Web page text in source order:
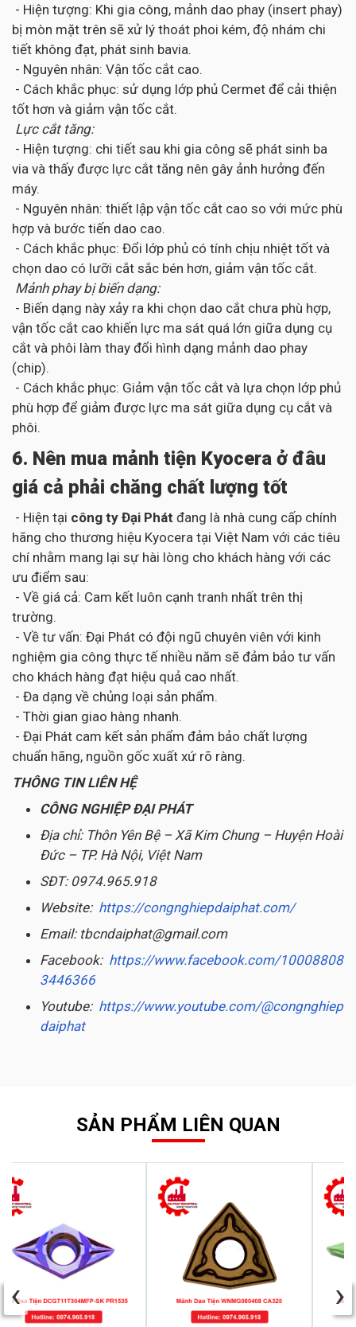
- Hiện tượng: Khi gia công, mảnh dao phay (insert phay)
bị mòn mặt trên sẽ xử lý thoát phoi kém, độ nhám chi
tiết không đạt, phát sinh bavia.
- Nguyên nhân: Vận tốc cắt cao.
- Cách khắc phục: sử dụng lớp phủ Cermet để cải thiện
tốt hơn và giảm vận tốc cắt.
Lực cắt tăng:
- Hiện tượng: chi tiết sau khi gia công sẽ phát sinh ba
via và thấy được lực cắt tăng nên gây ảnh hưởng đến
máy.
- Nguyên nhân: thiết lập vận tốc cắt cao so với mức phù
hợp và bước tiến dao cao.
- Cách khắc phục: Đổi lớp phủ có tính chịu nhiệt tốt và
chọn dao có lưỡi cắt sắc bén hơn, giảm vận tốc cắt.
Mảnh phay bị biến dạng:
- Biến dạng này xảy ra khi chọn dao cắt chưa phù hợp,
vận tốc cắt cao khiến lực ma sát quá lớn giữa dụng cụ
cắt và phôi làm thay đổi hình dạng mảnh dao phay
(chip).
- Cách khắc phục: Giảm vận tốc cắt và lựa chọn lớp phủ
phù hợp để giảm được lực ma sát giữa dụng cụ cắt và
phôi.
6. Nên mua mảnh tiện Kyocera ở đâu
giá cả phải chăng chất lượng tốt
- Hiện tại công ty Đại Phát đang là nhà cung cấp chính
hãng cho thương hiệu Kyocera tại Việt Nam với các tiêu
chí nhằm mang lại sự hài lòng cho khách hàng với các
ưu điểm sau:
- Về giá cả: Cam kết luôn cạnh tranh nhất trên thị
trường.
- Về tư vấn: Đại Phát có đội ngũ chuyên viên với kinh
nghiệm gia công thực tế nhiều năm sẽ đảm bảo tư vấn
cho khách hàng đạt hiệu quả cao nhất.
- Đa dạng về chủng loại sản phẩm.
- Thời gian giao hàng nhanh.
- Đại Phát cam kết sản phẩm đảm bảo chất lượng
chuẩn hãng, nguồn gốc xuất xứ rõ ràng.
THÔNG TIN LIÊN HỆ
CÔNG NGHIỆP ĐẠI PHÁT
Địa chỉ: Thôn Yên Bệ – Xã Kim Chung – Huyện Hoài
Đức – TP. Hà Nội, Việt Nam
SĐT: 0974.965.918
Website: https://congnghiepdaiphat.com/
Email: tbcndaiphat@gmail.com
Facebook: https://www.facebook.com/10008808
3446366
Youtube: https://www.youtube.com/@congnghiep
daiphat
SẢN PHẨM LIÊN QUAN
‹ ›